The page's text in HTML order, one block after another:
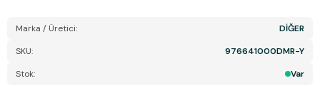
Marka / Üretici:
DİĞER
SKU:
976641000DMR-Y
Stok:
Var